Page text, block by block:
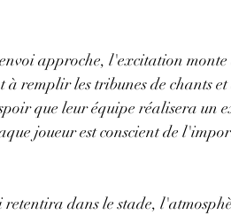
approche, l'excitation monte
remplir les tribunes de chants
que leur équipe réalisera un
joueur est conscient de
dans le stade,